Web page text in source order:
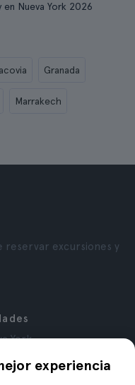
en Nueva York 2026
Granada
Marrakech
experiencia
reservar excursiones y
York